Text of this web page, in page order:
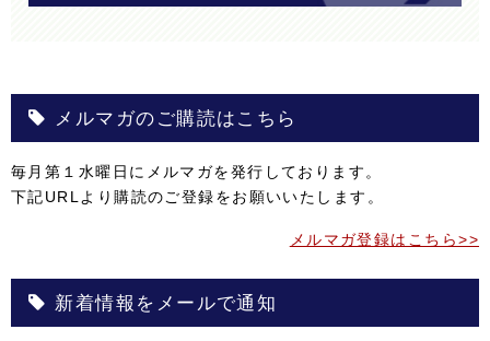
メルマガのご購読はこちら
毎月第１水曜日にメルマガを発行しております。
下記URLより購読のご登録をお願いいたします。
メルマガ登録はこちら>>
新着情報をメールで通知